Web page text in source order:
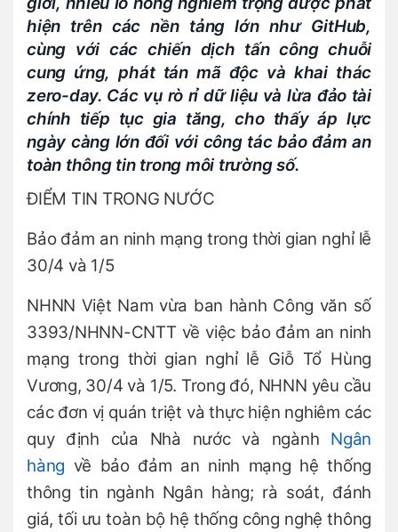
hiện trên các nền tảng lớn như GitHub,
cùng với các chiến dịch tấn công chuỗi
cung ứng, phát tán mã độc và khai thác
zero-day. Các vụ rò rỉ dữ liệu và lừa đảo tài
chính tiếp tục gia tăng, cho thấy áp lực
ngày càng lớn đối với công tác bảo đảm an
toàn thông tin trong môi trường số.
ĐIỂM TIN TRONG NƯỚC
Bảo đảm an ninh mạng trong thời gian nghỉ lễ
30/4 và 1/5
NHNN Việt Nam vừa ban hành Công văn số
3393/NHNN-CNTT về việc bảo đảm an ninh
mạng trong thời gian nghỉ lễ Giỗ Tổ Hùng
Vương, 30/4 và 1/5. Trong đó, NHNN yêu cầu
các đơn vị quán triệt và thực hiện nghiêm các
quy định của Nhà nước và ngành Ngân
hàng về bảo đảm an ninh mạng hệ thống
thông tin ngành Ngân hàng; rà soát, đánh
giá, tối ưu toàn bộ hệ thống công nghệ thông